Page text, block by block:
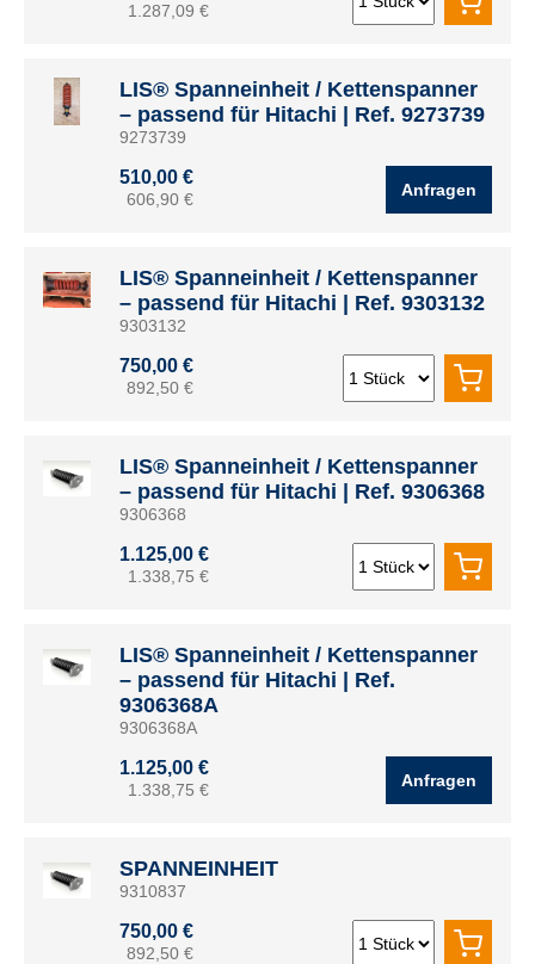
1.287,09 €
LIS® Spanneinheit / Kettenspanner
– passend für Hitachi | Ref. 9273739
9273739
510,00 €
606,90 € Anfragen
LIS® Spanneinheit / Kettenspanner
– passend für Hitachi | Ref. 9303132
9303132
750,00 €
892,50 €
LIS® Spanneinheit / Kettenspanner
– passend für Hitachi | Ref. 9306368
9306368
1.125,00 €
1.338,75 €
LIS® Spanneinheit / Kettenspanner
– passend für Hitachi | Ref.
9306368A
9306368A
1.125,00 €
1.338,75 € Anfragen
SPANNEINHEIT
9310837
750,00 €
892,50 €